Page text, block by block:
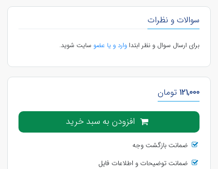
سوالات و نظرات
برای ارسال سوال و نظر ابتداوارد و یا عضو سایت شوید.
121,000 تومان
افزودن به سبد خرید
ضمانت بازگشت وجه
ضمانت توضیحات و اطلاعات فایل